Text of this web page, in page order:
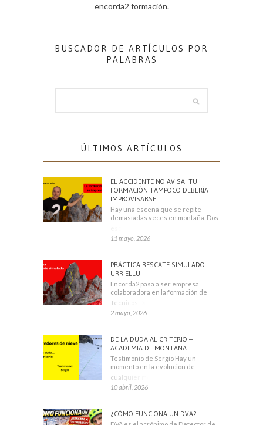
encorda2 formación.
BUSCADOR DE ARTÍCULOS POR
PALABRAS
ÚLTIMOS ARTÍCULOS
EL ACCIDENTE NO AVISA. TU
FORMACIÓN TAMPOCO DEBERÍA
IMPROVISARSE.
Hay una escena que se repite
demasiadas veces en montaña. Dos
11 mayo, 2026
PRÁCTICA RESCATE SIMULADO
URRIELLU
Encorda2 pasa a ser empresa
colaboradora en la formación de
Técnicos Deportivos
2 mayo, 2026
DE LA DUDA AL CRITERIO –
ACADEMIA DE MONTAÑA
Testimonio de Sergio Hay un
momento en la evolución de
cualquier montañero
10 abril, 2026
¿CÓMO FUNCIONA UN DVA?